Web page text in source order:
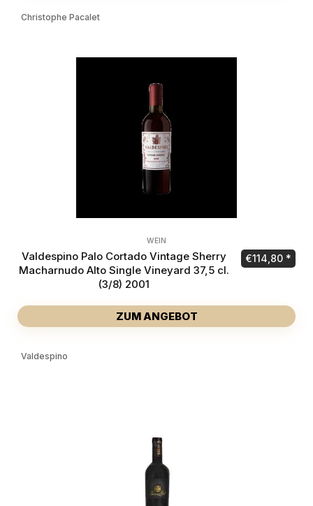
Christophe Pacalet
WEIN
Valdespino Palo Cortado Vintage Sherry
Macharnudo Alto Single Vineyard 37,5 cl.
(3/8) 2001
€114,80
ZUM ANGEBOT
Valdespino